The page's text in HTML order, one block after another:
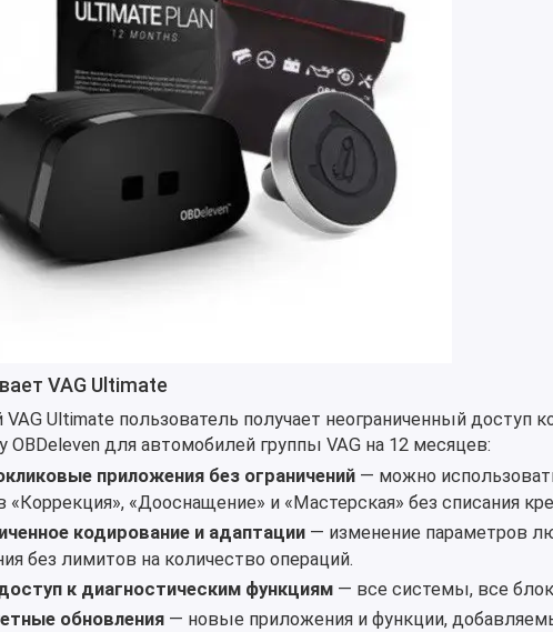
VAG Ultimate
VAG Ultimate пользователь получает неограниченный доступ
OBDeleven для автомобилей группы VAG на 12 месяцев:
приложения без ограничений— можно
«Коррекция», «Дооснащение» и «Мастерская» без списания
кодирование и адаптации— изменение параметров
без лимитов на количество операций.
к диагностическим функциям— все системы, все
обновления— новые приложения и функции,